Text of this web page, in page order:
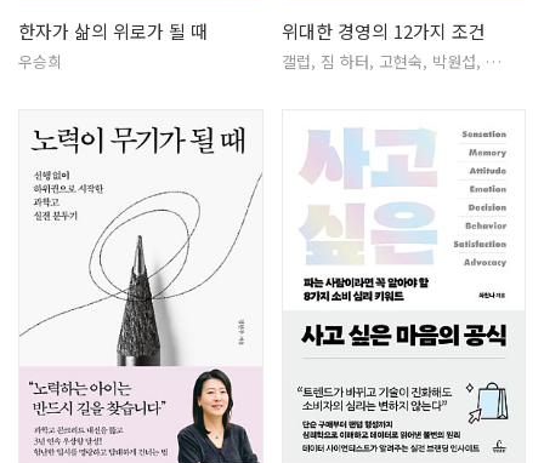
한자가 삶의 위로가 될 때
우승희
위대한 경영의 12가지 조건
갤럽, 짐 하터, 고현숙, 박원섭, …